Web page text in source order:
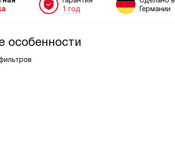
1 год
Германии
особенности